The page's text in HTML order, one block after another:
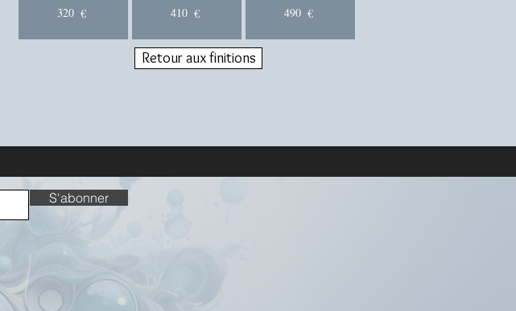
320 € 410 € 490 €
Retour aux finitions
S'abonner